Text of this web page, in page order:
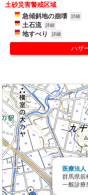
土砂災害警戒区域
急傾斜地の崩壊
詳細
土石流 詳細
地すべり 詳細
ハザ
医療法
群馬県
一般診療